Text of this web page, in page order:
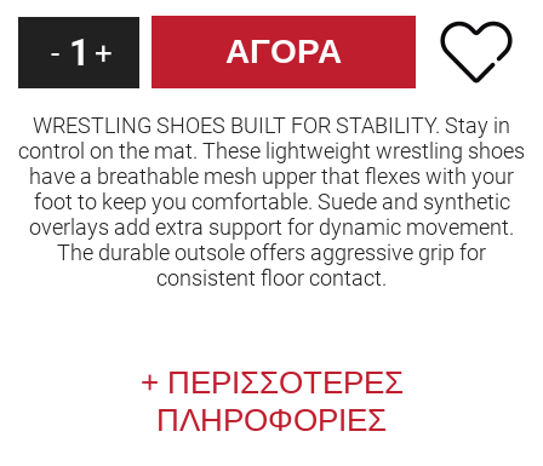
- 1 +
WRESTLING SHOES BUILT FOR STABILITY. Stay in
control on the mat. These lightweight wrestling shoes
have a breathable mesh upper that flexes with your
foot to keep you comfortable. Suede and synthetic
overlays add extra support for dynamic movement.
The durable outsole offers aggressive grip for
consistent floor contact.
ΠΛΗΡΟΦΟΡΙΕΣ